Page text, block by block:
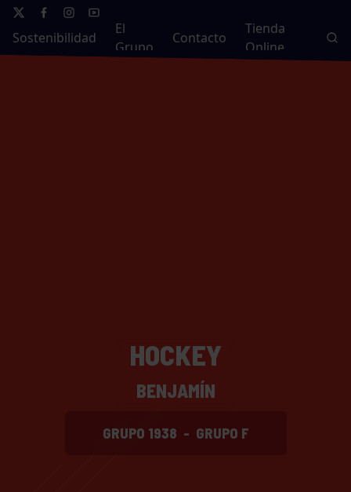
Sostenibilidad
El
Grupo
Contacto
Tienda
Online
HOCKEY
BENJAMÍN
GRUPO 1938 - GRUPO F